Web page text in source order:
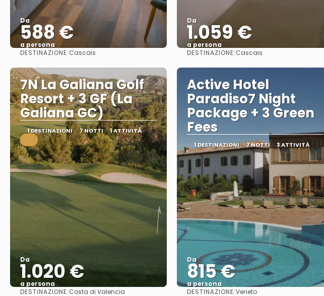
Da
588 €
a persona
Vedere
DESTINAZIONE:Cascais
Da
1.059 €
a persona
Vedere
DESTINAZIONE:Cascais
7N La Galiana Golf
Resort + 3 GF (La
Galiana GC)
1 DESTINAZIONI 7 NOTTI 1 ATTIVITÀ
.
Da
1.020 €
a persona
DESTINAZIONE:Costa di Valencia
Active Hotel
Paradiso7 Night
Package + 3 Green
Fees
1 DESTINAZIONI 7 NOTTI 3 ATTIVITÀ
Da
815 €
a persona
DESTINAZIONE:Veneto